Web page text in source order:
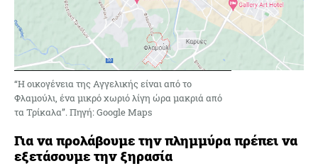
“Η οικογένεια της Αγγελικής είναι από το
Φλαμούλι, ένα μικρό χωριό λίγη ώρα μακριά από
τα Τρίκαλα”. Πηγή: Google Maps
Για να προλάβουμε την πλημμύρα πρέπει να
εξετάσουμε την ξηρασία